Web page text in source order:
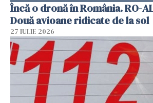
Încă o dronă în România. RO-
Două avioane ridicate de la sol
27 IULIE 2026